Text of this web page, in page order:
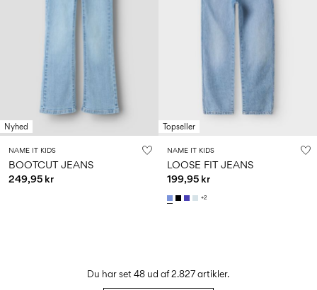
Nyhed
NAME IT KIDS
BOOTCUT JEANS
249,95 kr
Topseller
NAME IT KIDS
LOOSE FIT JEANS
199,95 kr
+2
Du har set 48 ud af 2.827 artikler.